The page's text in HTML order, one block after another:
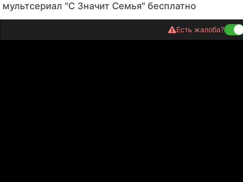
мультсериал "С Значит Семья" бесплатно
Есть жалоба?